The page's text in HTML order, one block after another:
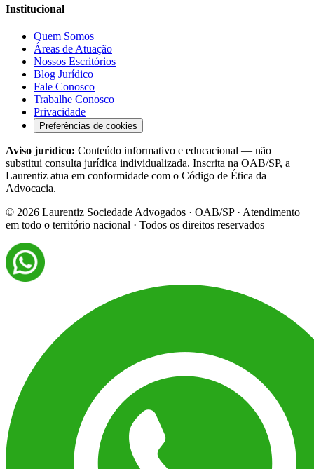
Institucional
Quem Somos
Áreas de Atuação
Nossos Escritórios
Blog Jurídico
Fale Conosco
Trabalhe Conosco
Privacidade
Preferências de cookies
Aviso jurídico: Conteúdo informativo e educacional — não
substitui consulta jurídica individualizada. Inscrita na OAB/SP, a
Laurentiz atua em conformidade com o Código de Ética da
Advocacia.
© 2026 Laurentiz Sociedade Advogados · OAB/SP · Atendimento
em todo o território nacional · Todos os direitos reservados